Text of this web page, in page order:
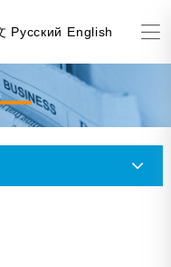
Русский English